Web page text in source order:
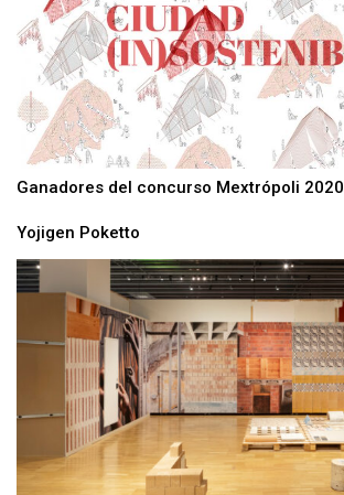
Ganadores del concurso Mextrópoli 2020
Yojigen Poketto